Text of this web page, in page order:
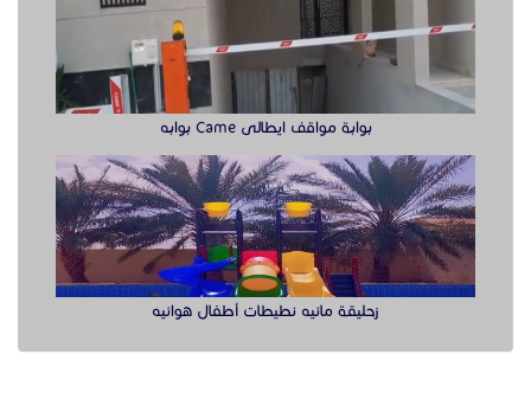
زحليقة مائيه نطيطات أطفال هوائيه
الدول